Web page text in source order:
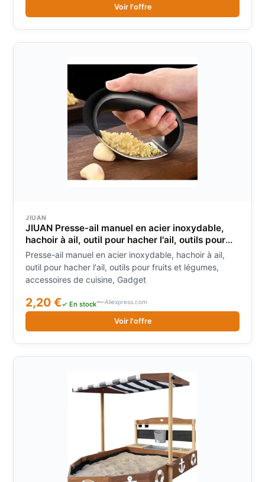
Voir l'offre
JIUAN
JIUAN Presse-ail manuel en acier inoxydable,
hachoir à ail, outil pour hacher l'ail, outils pour
fruits et légumes, accessoires de cuisine,
Gadget
Presse-ail manuel en acier inoxydable, hachoir à ail,
outil pour hacher l'ail, outils pour fruits et légumes,
accessoires de cuisine, Gadget
2,20 €✓ En stock Aliexpress.com
Voir l'offre